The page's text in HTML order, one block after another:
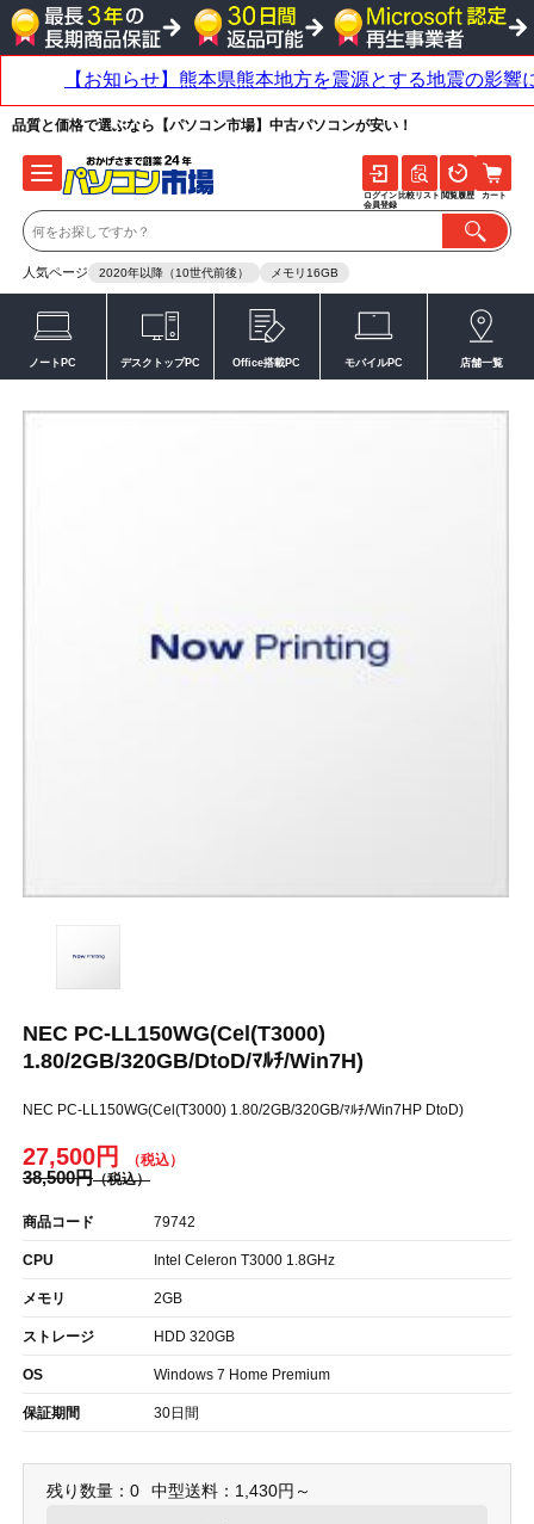
品質と価格で選ぶなら【パソコン市場】中古パソコンが安い！
人気ページ 2020年以降（10世代前後） メモリ16GB
ログイン
会員登録
比較リスト 閲覧履歴 カート
ノートPC デスクトップPC Office搭載PC モバイルPC 店舗一覧
NEC PC-LL150WG(Cel(T3000)
1.80/2GB/320GB/DtoD/ﾏﾙﾁ/Win7H)
NEC PC-LL150WG(Cel(T3000) 1.80/2GB/320GB/ﾏﾙﾁ/Win7HP DtoD)
27,500円
38,500円
商品コード 79742
CPU Intel Celeron T3000 1.8GHz
メモリ 2GB
ストレージ HDD 320GB
OS Windows 7 Home Premium
保証期間 30日間
残り数量：0 中型送料：1,430円～